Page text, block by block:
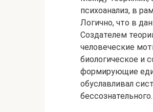
психоанализ, в
Логично, что в
Создателем
человеческие
биологическое и
формирующие
обуславливал
бессознательного.